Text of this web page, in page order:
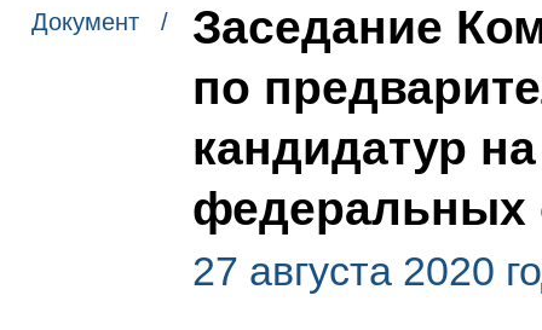
Документ /
Заседание
по
кандидатур
федеральных
27 августа 2020